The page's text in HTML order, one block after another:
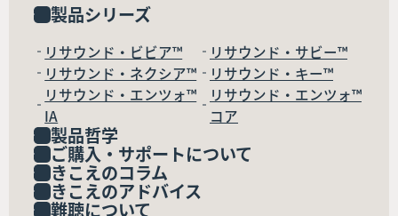
製品シリーズ
リサウンド・ビビア™
リサウンド・サビー™
リサウンド・ネクシア™
リサウンド・キー™
リサウンド・エンツォ™
IA
リサウンド・エンツォ™
コア
製品哲学
ご購入・サポートについて
きこえのコラム
きこえのアドバイス
難聴について